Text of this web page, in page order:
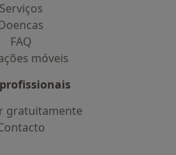
Serviços
FAQ
móveis
gratuitamente